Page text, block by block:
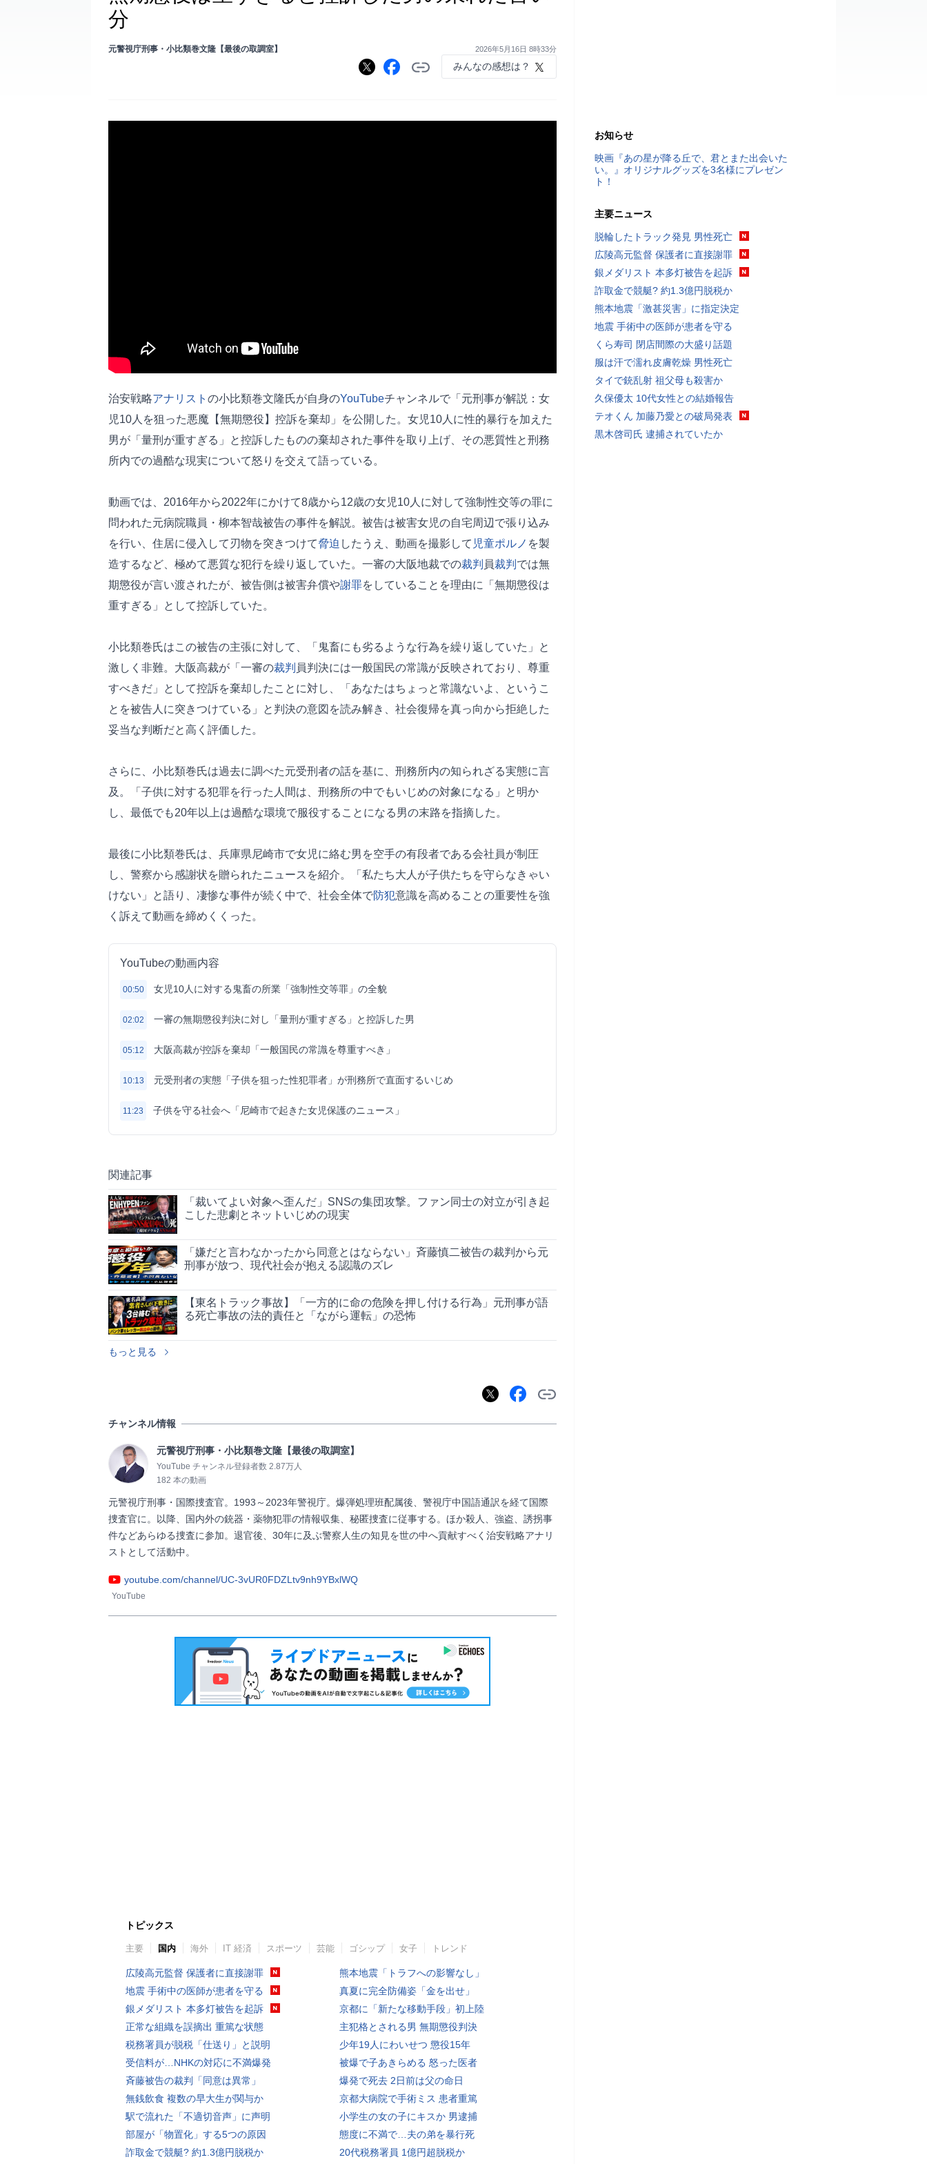
分
元警視庁刑事・小比類巻文隆【最後の取調室】 2026年5月16日 8時33分
みんなの感想は？
治安戦略アナリスト の小比類巻文隆氏が自身のYouTubeチャンネルで「元刑事が解説：女
児10人を狙った悪魔【無期懲役】控訴を棄却」を公開した。女児10人に性的暴行を加えた
男が「量刑が重すぎる」と控訴したものの棄却された事件を取り上げ、その悪質性と刑務
所内での過酷な現実について怒りを交えて語っている。
動画では、2016年から2022年にかけて8歳から12歳の女児10人に対して強制性交等の罪に
問われた元病院職員・柳本智哉被告の事件を解説。被告は被害女児の自宅周辺で張り込み
を行い、住居に侵入して刃物を突きつけて脅迫 したうえ、動画を撮影して 児童ポルノ を製
造するなど、極めて悪質な犯行を繰り返していた。一審の大阪地裁での裁判 員裁判 では無
期懲役が言い渡されたが、被告側は被害弁償や謝罪をしていることを理由に「無期懲役は
重すぎる」として控訴していた。
小比類巻氏はこの被告の主張に対して、「鬼畜にも劣るような行為を繰り返していた」と
激しく非難。大阪高裁が「一審の裁判 員判決には一般国民の常識が反映されており、尊重
すべきだ」として控訴を棄却したことに対し、「あなたはちょっと常識ないよ、というこ
とを被告人に突きつけている」と判決の意図を読み解き、社会復帰を真っ向から拒絶した
妥当な判断だと高く評価した。
さらに、小比類巻氏は過去に調べた元受刑者の話を基に、刑務所内の知られざる実態に言
及。「子供に対する犯罪を行った人間は、刑務所の中でもいじめの対象になる」と明か
し、最低でも20年以上は過酷な環境で服役することになる男の末路を指摘した。
最後に小比類巻氏は、兵庫県尼崎市で女児に絡む男を空手の有段者である会社員が制圧
し、警察から感謝状を贈られたニュースを紹介。「私たち大人が子供たちを守らなきゃい
けない」と語り、凄惨な事件が続く中で、社会全体で防犯意識を高めることの重要性を強
く訴えて動画を締めくくった。
YouTubeの動画内容
00:50 女児10人に対する鬼畜の所業「強制性交等罪」の全貌
02:02 一審の無期懲役判決に対し「量刑が重すぎる」と控訴した男
05:12 大阪高裁が控訴を棄却「一般国民の常識を尊重すべき」
10:13 元受刑者の実態「子供を狙った性犯罪者」が刑務所で直面するいじめ
11:23 子供を守る社会へ「尼崎市で起きた女児保護のニュース」
関連記事
「裁いてよい対象へ歪んだ」SNSの集団攻撃。ファン同士の対立が引き起
こした悲劇とネットいじめの現実
「嫌だと言わなかったから同意とはならない」斉藤慎二被告の裁判から元
刑事が放つ、現代社会が抱える認識のズレ
【東名トラック事故】「一方的に命の危険を押し付ける行為」元刑事が語
る死亡事故の法的責任と「ながら運転」の恐怖
もっと見る
チャンネル情報
元警視庁刑事・小比類巻文隆【最後の取調室】
YouTube チャンネル登録者数 2.87万人
182 本の動画
元警視庁刑事・国際捜査官。1993～2023年警視庁。爆弾処理班配属後、警視庁中国語通訳を経て国際
捜査官に。以降、国内外の銃器・薬物犯罪の情報収集、秘匿捜査に従事する。ほか殺人、強盗、誘拐事
件などあらゆる捜査に参加。退官後、30年に及ぶ警察人生の知見を世の中へ貢献すべく治安戦略アナリ
ストとして活動中。
youtube.com/channel/UC-3vUR0FDZLtv9nh9YBxlWQ
YouTube
トピックス
主要 国内 海外 IT 経済 スポーツ 芸能 ゴシップ 女子 トレンド
広陵高元監督 保護者に直接謝罪
地震 手術中の医師が患者を守る
銀メダリスト 本多灯被告を起訴
正常な組織を誤摘出 重篤な状態
税務署員が脱税「仕送り」と説明
受信料が…NHKの対応に不満爆発
斉藤被告の裁判「同意は異常」
無銭飲食 複数の早大生が関与か
駅で流れた「不適切音声」に声明
部屋が「物置化」する5つの原因
詐取金で競艇? 約1.3億円脱税か
熊本地震「トラフへの影響なし」
真夏に完全防備姿「金を出せ」
京都に「新たな移動手段」初上陸
主犯格とされる男 無期懲役判決
少年19人にわいせつ 懲役15年
被爆で子あきらめる 怒った医者
爆発で死去 2日前は父の命日
京都大病院で手術ミス 患者重篤
小学生の女の子にキスか 男逮捕
態度に不満で…夫の弟を暴行死
20代税務署員 1億円超脱税か
お知らせ
映画『あの星が降る丘で、君とまた出会いた
い。』オリジナルグッズを3名様にプレゼン
ト！
主要ニュース
脱輪したトラック発見 男性死亡
広陵高元監督 保護者に直接謝罪
銀メダリスト 本多灯被告を起訴
詐取金で競艇? 約1.3億円脱税か
熊本地震「激甚災害」に指定決定
地震 手術中の医師が患者を守る
くら寿司 閉店間際の大盛り話題
服は汗で濡れ皮膚乾燥 男性死亡
タイで銃乱射 祖父母も殺害か
久保優太 10代女性との結婚報告
テオくん 加藤乃愛との破局発表
黒木啓司氏 逮捕されていたか